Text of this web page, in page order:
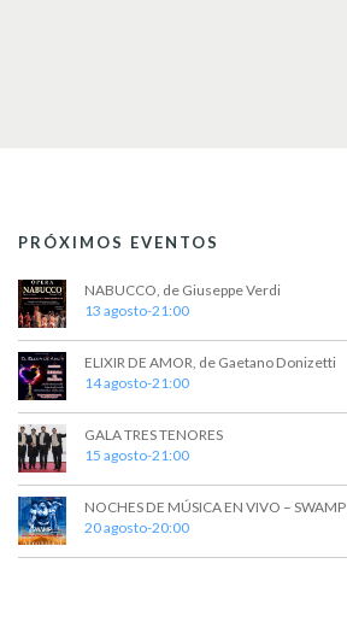
PRÓXIMOS EVENTOS
NABUCCO, de Giuseppe Verdi
13 agosto-21:00
ELIXIR DE AMOR, de Gaetano Donizetti
14 agosto-21:00
GALA TRES TENORES
15 agosto-21:00
NOCHES DE MÚSICA EN VIVO – SWAMP
20 agosto-20:00